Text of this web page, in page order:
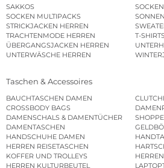
SAKKOS
SOCKEN MULTIPACKS
STRICKJACKEN HERREN
TRACHTENMODE HERREN
T-
ÜBERGANGSJACKEN HERREN
UNTERWÄSCHE HERREN
Taschen & Accessoires
BAUCHTASCHEN DAMEN
CROSSBODY BAGS
DAMENSCHALS & DAMENTÜCHER
DAMENTASCHEN
HANDSCHUHE DAMEN
HERREN REISETASCHEN
KOFFER UND TROLLEYS
HERREN KULTURBEUTEL